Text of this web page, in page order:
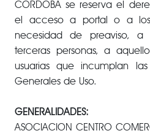
CORDOBA se reserva el
el acceso a portal o a los
necesidad de preaviso,
terceras personas, a
usuarias que incumplan
Generales de Uso.
GENERALIDADES:
ASOCIACION CENTRO